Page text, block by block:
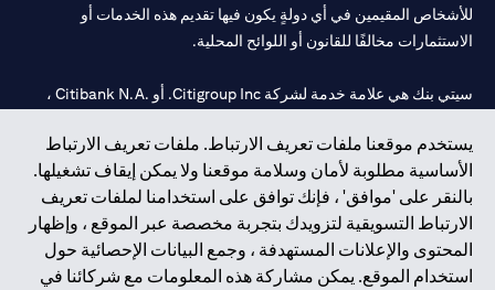
يستخدم موقعنا ملفات تعريف الارتباط. ملفات تعريف الارتباط
الأساسية مطلوبة لأمان وسلامة موقعنا ولا يمكن إيقاف تشغيلها.
بالنقر على 'موافق' ، فإنك توافق على استخدامنا لملفات تعريف
الارتباط التسويقية لتزويدك بتجربة مخصصة عبر الموقع ، وإظهار
المحتوى والإعلانات المستهدفة ، وجمع البيانات الإحصائية حول
استخدام الموقع. يمكن مشاركة هذه المعلومات مع شركائنا في
للأشخاص المقيمين في أي دولةٍ يكون فيها تقديم هذه الخدمات أو
الاستثمارات مخالفًا للقانون أو اللوائح المحلية.
سيتي بنك هي علامة خدمة لشركة Citigroup Inc. أو .Citibank N.A ،
سيتي بنك إن. إيه. الإمارات مسجل لدى مصرف الإمارات المركزي تحت
أرقام التراخيص 202563 لفرع الوصل في دبي، 531989 لفرع مول
الإمارات في دبي، وCN-1002019لفرع أبوظبي. هاتف: 4000 311 04.
فرع سيتي بنك إن إيه - الإمارات العربية المتحدة مرخص من مصرف
الإمارات العربية المتحدة المركزي كفرع لبنك أجنبي.